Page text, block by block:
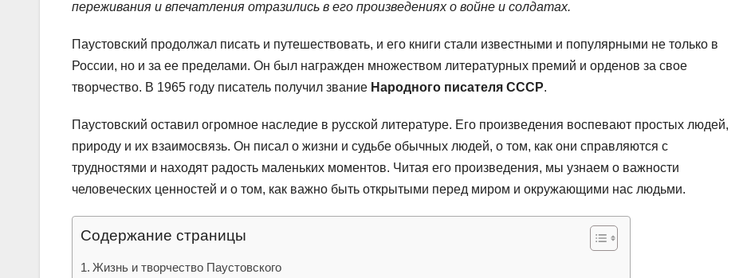
переживания и впечатления отразились в его произведениях о войне и солдатах.
Паустовский продолжал писать и путешествовать, и его книги стали известными и популярными не только в
России, но и за ее пределами. Он был награжден множеством литературных премий и орденов за свое
творчество. В 1965 году писатель получил звание Народного писателя СССР.
Паустовский оставил огромное наследие в русской литературе. Его произведения воспевают простых людей,
природу и их взаимосвязь. Он писал о жизни и судьбе обычных людей, о том, как они справляются с
трудностями и находят радость маленьких моментов. Читая его произведения, мы узнаем о важности
человеческих ценностей и о том, как важно быть открытыми перед миром и окружающими нас людьми.
Содержание страницы
Жизнь и творчество Паустовского